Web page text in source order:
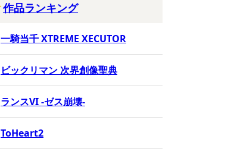
作品ランキング
一騎当千 XTREME XECUTOR
ビックリマン 次界創像聖典
ランスVI -ゼス崩壊-
ToHeart2